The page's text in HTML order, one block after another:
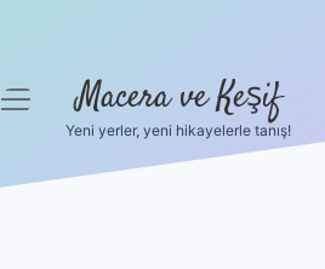
menüyüMacera ve Keşif
Yeni yerler, yeni hikayelerle tanış!